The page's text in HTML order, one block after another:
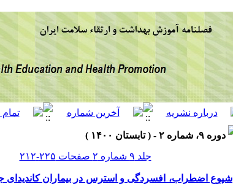
دوره ۹، شماره ۲ - ( تابستان ۱۴۰۰ )
جلد ۹ شماره ۲ صفحات ۲۲۵-۲۱۲
شیوع اضطراب، افسردگی و استرس در بیماران کاندیدای